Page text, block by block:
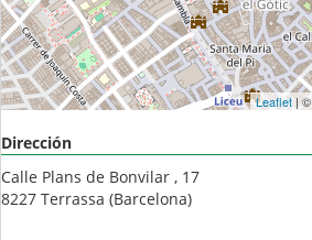
Leaflet| ©
Dirección
Calle Plans de Bonvilar , 17
8227 Terrassa (Barcelona)